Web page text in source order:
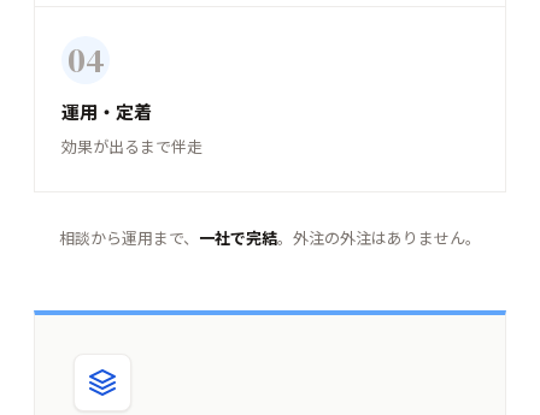
04
運用・定着
効果が出るまで伴走
相談から運用まで、 一社で完結。外注の外注はありません。